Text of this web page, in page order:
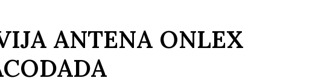
ANTENA ONLEX